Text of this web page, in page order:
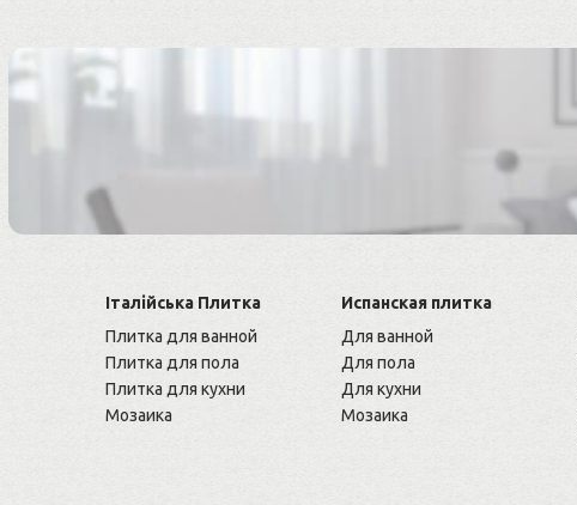
Італійська Плитка
Плитка для ванной
Плитка для пола
Плитка для кухни
Мозаика
Испанская плитка
Для ванной
Для пола
Для кухни
Мозаика